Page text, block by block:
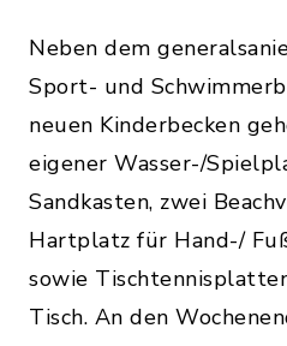
Neben dem
Sport- und
neuen Kinderbecken
eigener Wasser-/
Sandkasten, zwei
Hartplatz für Hand-/
sowie
Tisch. An den